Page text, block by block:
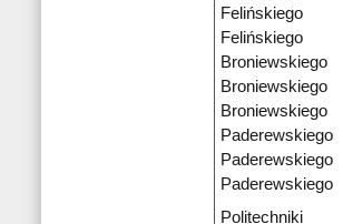
Felińskiego
Felińskiego
Broniewskiego
Broniewskiego
Broniewskiego
Paderewskiego
Paderewskiego
Paderewskiego
Politechniki